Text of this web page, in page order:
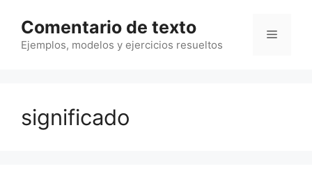
contenido
Comentario de texto
Ejemplos, modelos y ejercicios resueltos
Menú
significado